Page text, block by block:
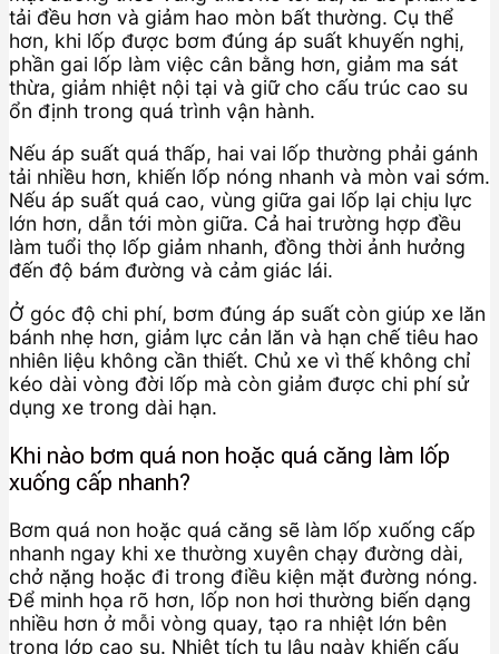
tải đều hơn và giảm hao mòn bất thường. Cụ thể
hơn, khi lốp được bơm đúng áp suất khuyến nghị,
phần gai lốp làm việc cân bằng hơn, giảm ma sát
thừa, giảm nhiệt nội tại và giữ cho cấu trúc cao su
ổn định trong quá trình vận hành.
Nếu áp suất quá thấp, hai vai lốp thường phải gánh
tải nhiều hơn, khiến lốp nóng nhanh và mòn vai sớm.
Nếu áp suất quá cao, vùng giữa gai lốp lại chịu lực
lớn hơn, dẫn tới mòn giữa. Cả hai trường hợp đều
làm tuổi thọ lốp giảm nhanh, đồng thời ảnh hưởng
đến độ bám đường và cảm giác lái.
Ở góc độ chi phí, bơm đúng áp suất còn giúp xe lăn
bánh nhẹ hơn, giảm lực cản lăn và hạn chế tiêu hao
nhiên liệu không cần thiết. Chủ xe vì thế không chỉ
kéo dài vòng đời lốp mà còn giảm được chi phí sử
dụng xe trong dài hạn.
Khi nào bơm quá non hoặc quá căng làm lốp
xuống cấp nhanh?
Bơm quá non hoặc quá căng sẽ làm lốp xuống cấp
nhanh ngay khi xe thường xuyên chạy đường dài,
chở nặng hoặc đi trong điều kiện mặt đường nóng.
Để minh họa rõ hơn, lốp non hơi thường biến dạng
nhiều hơn ở mỗi vòng quay, tạo ra nhiệt lớn bên
trong lớp cao su. Nhiệt tích tụ lâu ngày khiến cấu